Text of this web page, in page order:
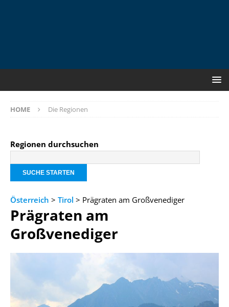
HOME Die Regionen
Regionen durchsuchen
Österreich > Tirol > Prägraten am Großvenediger
Prägraten am
Großvenediger